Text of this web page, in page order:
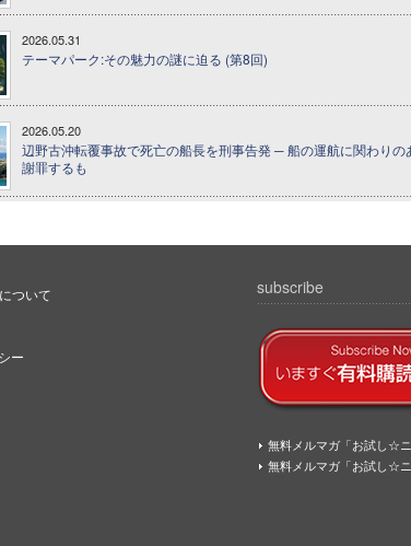
2026.05.31
テーマパーク:その魅力の謎に迫る (第8回)
2026.05.20
辺野古沖転覆事故で死亡の船長を刑事告発 ─ 船の運航に関わりの
謝罪するも
ついて
ー
subscribe
無料メルマガ「お試し☆
無料メルマガ「お試し☆